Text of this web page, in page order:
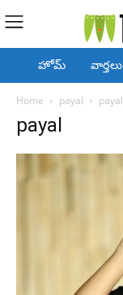
హోమ్ వార్తలు
Home payal payal
payal